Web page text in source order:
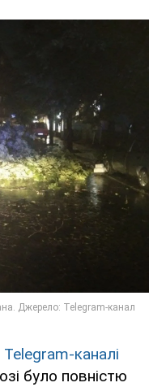
Telegram-каналі
було повністю